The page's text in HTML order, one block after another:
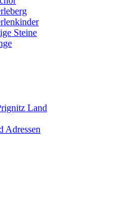
Steine
Land
Adressen